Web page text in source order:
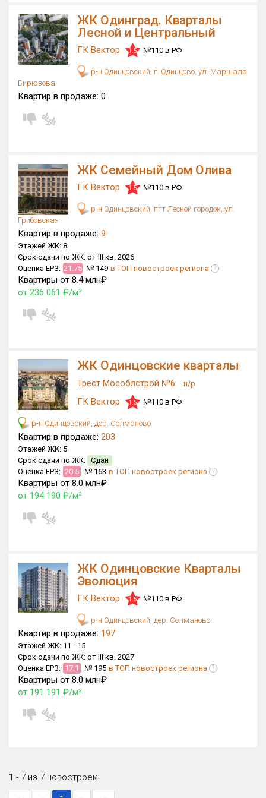
ЖК Одинград. Кварталы
Лесной и Центральный
ГК Вектор 1.5 №110 в РФ
р-н Одинцовский, г. Одинцово, ул. Маршала
Бирюзова
Квартир в продаже: 0
ЖК Семейный Дом Олива
ГК Вектор 1.5 №110 в РФ
р-н Одинцовский, пгт Лесной городок, ул.
Грибовская
Квартир в продаже: 9
Этажей ЖК: 8
Срок сдачи по ЖК: от III кв. 2026
Оценка ЕРЗ: 21.75 № 149 в ТОП новостроек региона ?
Квартиры от 8.4 млн₽
от 236 061 ₽/м²
ЖК Одинцовские кварталы
Трест Мособлстрой №6 н/р
ГК Вектор 1.5 №110 в РФ
р-н Одинцовский, дер. Солманово
Квартир в продаже: 203
Этажей ЖК: 5
Срок сдачи по ЖК: Сдан
Оценка ЕРЗ: 20.5 № 163 в ТОП новостроек региона ?
Квартиры от 8.0 млн₽
от 194 190 ₽/м²
ЖК Одинцовские Кварталы
Эволюция
ГК Вектор 1.5 №110 в РФ
р-н Одинцовский, дер. Солманово
Квартир в продаже: 197
Этажей ЖК: 11 - 15
Срок сдачи по ЖК: от III кв. 2027
Оценка ЕРЗ: 17.1 № 195 в ТОП новостроек региона ?
Квартиры от 8.0 млн₽
от 191 191 ₽/м²
1 - 7 из 7 новостроек